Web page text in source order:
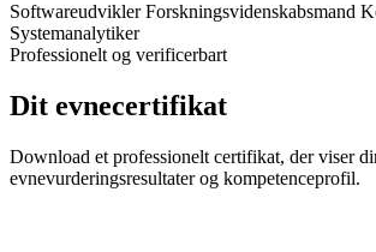
SoftwareudviklerForskningsvidenskabsmand
Systemanalytiker
Professionelt og verificerbart
Dit evnecertifikat
Download et professionelt certifikat, der viser
evnevurderingsresultater og kompetenceprofil.